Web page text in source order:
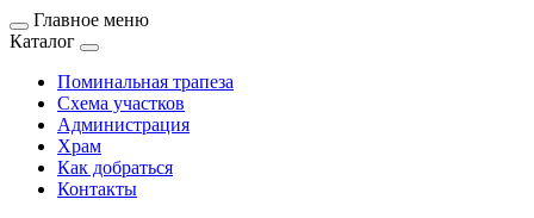
Главное меню
Каталог
Поминальная трапеза
Схема участков
Администрация
Храм
Как добраться
Контакты